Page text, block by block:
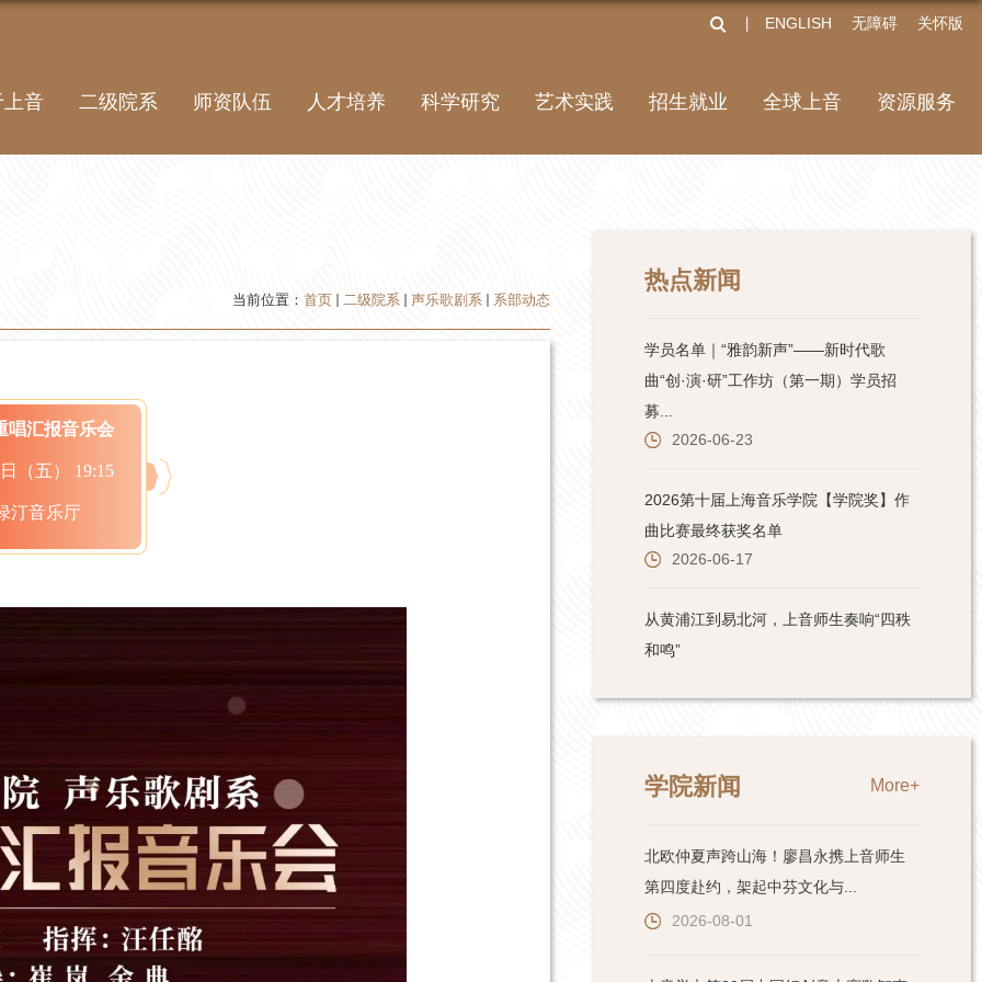
ENGLISH 无障碍 关怀版
上音 二级院系 师资队伍 人才培养 科学研究 艺术实践 招生就业 全球上音 资源服务
当前位置： 首页 二级院系 声乐歌剧系 系部动态
唱汇报音乐会
（五） 19:15
汀音乐厅
热点新闻
学院新闻 More+
北欧仲夏声跨山海！廖昌永携上音师生
第四度赴约，架起中芬文化与...
2026-08-01